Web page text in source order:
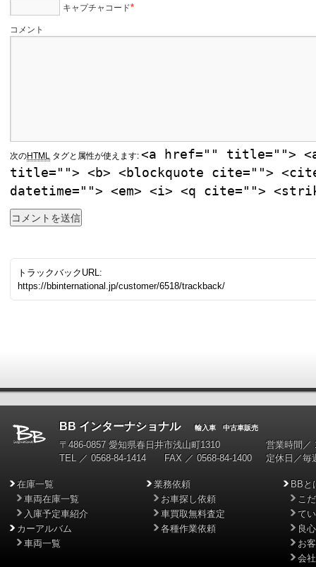
キャプチャコード*
コメント
次のHTML タグと属性が使えます:<a href="" title="">
title=""> <b> <blockquote cite="">
datetime=""> <em> <i> <q cite="">
トラックバックURL:
https://bbinternational.jp/customer/6518/trackback/
BB インターナショナル輸入車 中古車販売
〒486-0857 愛知県春日井市浅山町1310
TEL ／ 0568-84-1414 FAX ／ 0568-84-1400
営業時間／
定休日／毎
在庫一覧
車両在庫一覧
入庫予定車紹介
カーアルバム
車両一覧
業務依頼
お車探し依頼
車買取無料査定
各種作業依頼
BBと
こ
て
良
お
会